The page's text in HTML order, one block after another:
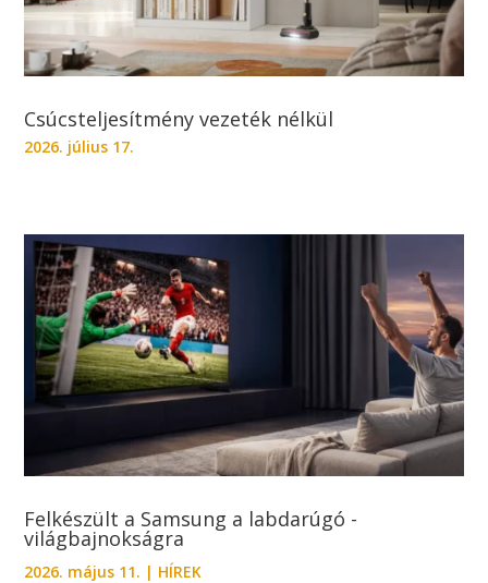
Csúcsteljesítmény vezeték nélkül
2026. július 17.
Felkészült a Samsung a labdarúgó -
világbajnokságra
2026. május 11. | HÍREK